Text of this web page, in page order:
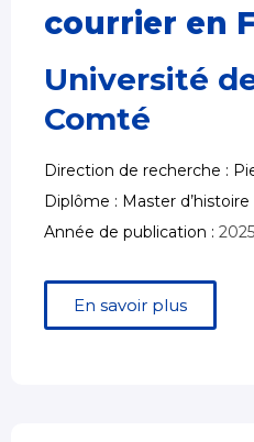
courrier en
Université
Comté
Direction de recherche :
Diplôme : Master d’histoire
Année de publication : 2025
En savoir plus